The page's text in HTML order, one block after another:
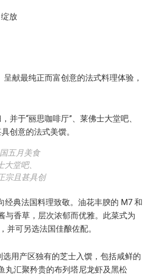
献最纯正而富创意的法式料理体验，
五月美食
堂吧、
宗且甚具创
经典法国料理致敬。油花丰腴的 M7 和
与香草，层次浓郁而优雅。此菜式为
并可另选法国佳酿佐配。
用产区独有的芝士入馔，包括咸鲜的
丸汇聚矜贵的布列塔尼龙虾及黑松